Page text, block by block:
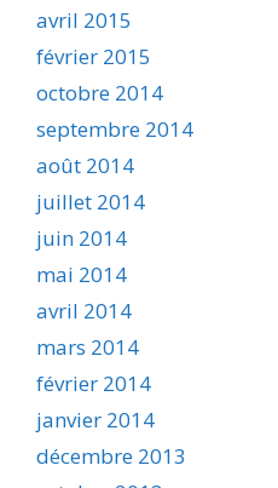
avril 2015
février 2015
octobre 2014
septembre 2014
août 2014
juillet 2014
juin 2014
mai 2014
avril 2014
mars 2014
février 2014
janvier 2014
décembre 2013